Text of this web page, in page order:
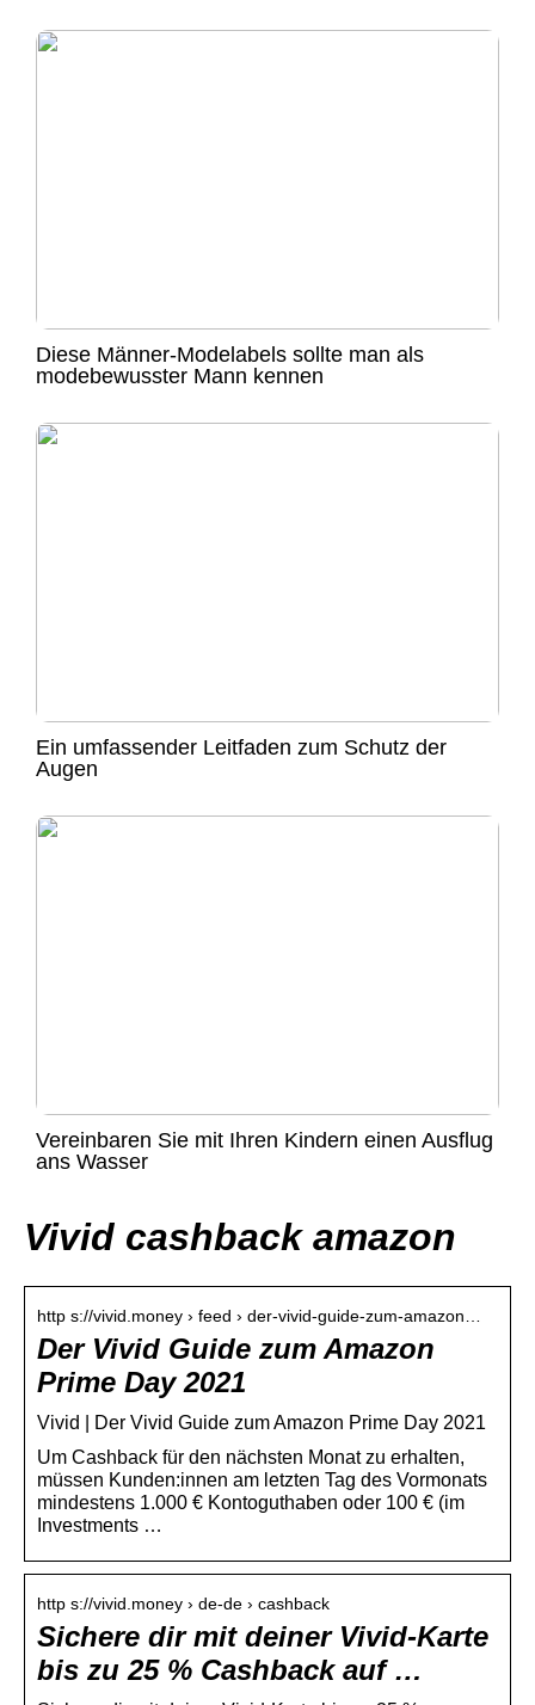
Diese Männer-Modelabels sollte man als
modebewusster Mann kennen
Ein umfassender Leitfaden zum Schutz der
Augen
Vereinbaren Sie mit Ihren Kindern einen Ausflug
ans Wasser
Vivid cashback amazon
http s://vivid.money › feed › der-vivid-guide-zum-amazon…
Der Vivid Guide zum Amazon
Prime Day 2021
Vivid | Der Vivid Guide zum Amazon Prime Day 2021
Um Cashback für den nächsten Monat zu erhalten,
müssen Kunden:innen am letzten Tag des Vormonats
mindestens 1.000 € Kontoguthaben oder 100 € (im
Investments …
http s://vivid.money › de-de › cashback
Sichere dir mit deiner Vivid-Karte
bis zu 25 % Cashback auf …